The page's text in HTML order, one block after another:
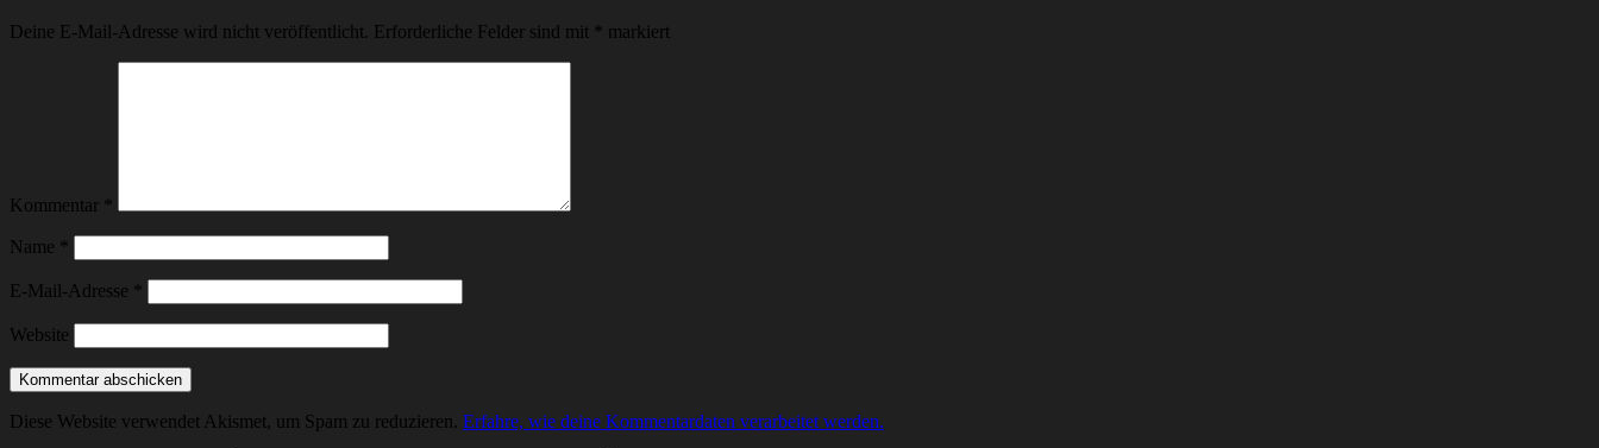
Deine E-Mail-Adresse wird nicht veröffentlicht. Erforderliche Felder sind mit * markiert
Kommentar *
Name *
E-Mail-Adresse *
Website
Diese Website verwendet Akismet, um Spam zu reduzieren. Erfahre, wie deine Kommentardaten verarbeitet werden.